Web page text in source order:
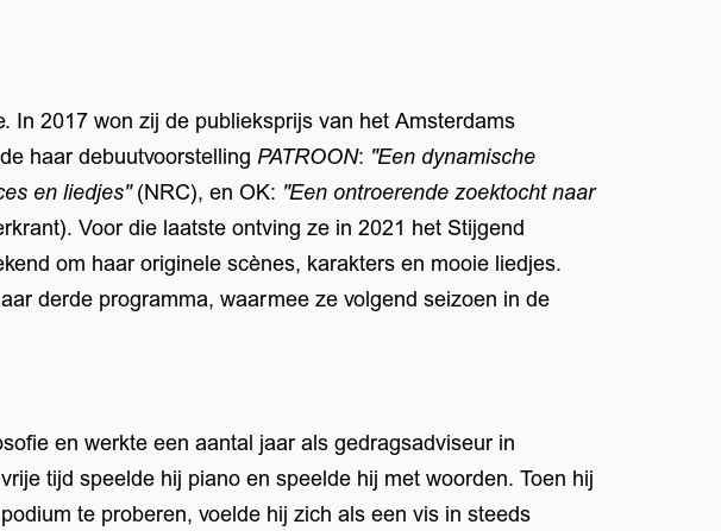
In 2017 won zij de publieksprijs van het Amsterdams
haar debuutvoorstelling PATROON: "Een dynamische
en liedjes"(NRC), en OK: "Een ontroerende zoektocht naar
Voor die laatste ontving ze in 2021 het Stijgend
om haar originele scènes, karakters en mooie liedjes.
derde programma, waarmee ze volgend seizoen in de
en werkte een aantal jaar als gedragsadviseur in
tijd speelde hij piano en speelde hij met woorden. Toen hij
te proberen, voelde hij zich als een vis in steeds